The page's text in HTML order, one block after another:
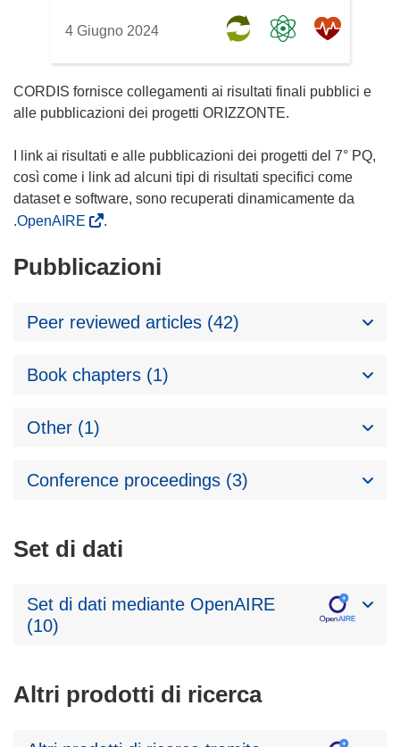
4 Giugno 2024
CORDIS fornisce collegamenti ai risultati finali pubblici e
alle pubblicazioni dei progetti ORIZZONTE.
I link ai risultati e alle pubblicazioni dei progetti del 7° PQ,
così come i link ad alcuni tipi di risultati specifici come
dataset e software, sono recuperati dinamicamente da
.OpenAIRE
.
Pubblicazioni
Peer reviewed articles (42)
Book chapters (1)
Other (1)
Conference proceedings (3)
Set di dati
Set di dati mediante OpenAIRE
(10)
Altri prodotti di ricerca